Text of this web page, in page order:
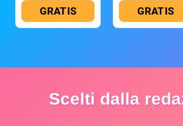
GRATIS GRATIS
Scelti dalla